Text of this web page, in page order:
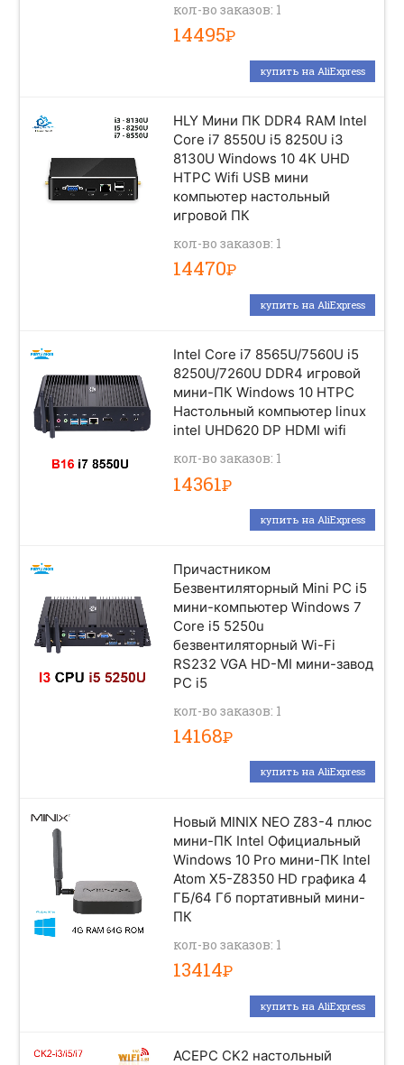
кол-во заказов: 1
14495Р
купить на AliExpress
HLY Мини ПК DDR4 RAM Intel
Core i7 8550U i5 8250U i3
8130U Windows 10 4K UHD
HTPC Wifi USB мини
компьютер настольный
игровой ПК
кол-во заказов: 1
14470Р
купить на AliExpress
Intel Core i7 8565U/7560U i5
8250U/7260U DDR4 игровой
мини-ПК Windows 10 HTPC
Настольный компьютер linux
intel UHD620 DP HDMI wifi
кол-во заказов: 1
14361Р
купить на AliExpress
Причастником
Безвентиляторный Mini PC i5
мини-компьютер Windows 7
Core i5 5250u
безвентиляторный Wi-Fi
RS232 VGA HD-MI мини-завод
PC i5
кол-во заказов: 1
14168Р
купить на AliExpress
Новый MINIX NEO Z83-4 плюс
мини-ПК Intel Официальный
Windows 10 Pro мини-ПК Intel
Atom X5-Z8350 HD графика 4
ГБ/64 Гб портативный мини-
ПК
кол-во заказов: 1
13414Р
купить на AliExpress
ACEPC CK2 настольный